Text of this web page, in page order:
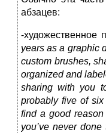
абзацев:
-художественное
years as a graphic
custom brushes,
organized and
sharing with you
probably five of
find a good
you’ve never done